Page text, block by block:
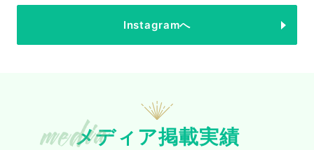
Instagramへ
メディア掲載実績